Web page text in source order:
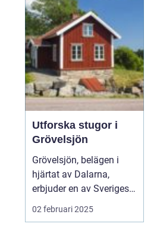
Utforska stugor i
Grövelsjön
Grövelsjön, belägen i
hjärtat av Dalarna,
erbjuder en av Sveriges
mest natursköna
02 februari 2025